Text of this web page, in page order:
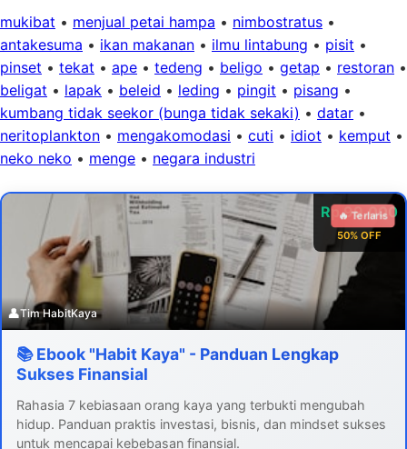
mukibat • menjual petai hampa • nimbostratus •
antakesuma • ikan makanan • ilmu lintabung • pisit •
pinset • tekat • ape • tedeng • beligo • getap • restoran •
beligat • lapak • beleid • leding • pingit • pisang •
kumbang tidak seekor (bunga tidak sekaki) • datar •
neritoplankton • mengakomodasi • cuti • idiot • kemput •
neko neko • menge • negara industri
Rp 99.000
50% OFF
🔥 Terlaris
👤Tim HabitKaya
📚 Ebook "Habit Kaya" - Panduan Lengkap
Sukses Finansial
Rahasia 7 kebiasaan orang kaya yang terbukti mengubah
hidup. Panduan praktis investasi, bisnis, dan mindset sukses
untuk mencapai kebebasan finansial.